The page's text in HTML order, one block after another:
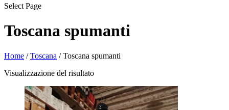
Select Page
Toscana spumanti
Home /Toscana / Toscana spumanti
Visualizzazione del risultato